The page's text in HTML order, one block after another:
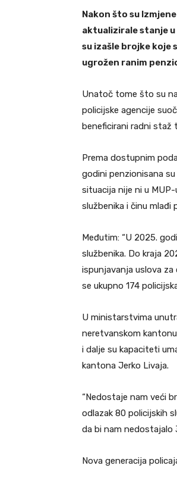
Nakon što su
aktualizirale stanje
su izašle brojke koje
ugrožen ranim
Unatoč tome što su
policijske agencije
beneficirani radni staž
Prema dostupnim
godini penzionisana
situacija nije ni u
službenika i činu mlađi
Međutim: “U 2025.
službenika. Do kraja
ispunjavanja uslova
se ukupno 174
U ministarstvima
neretvanskom
i dalje su kapaciteti
kantona Jerko Livaja.
“Nedostaje nam veći
odlazak 80 policijskih
da bi nam nedostajalo
Nova generacija